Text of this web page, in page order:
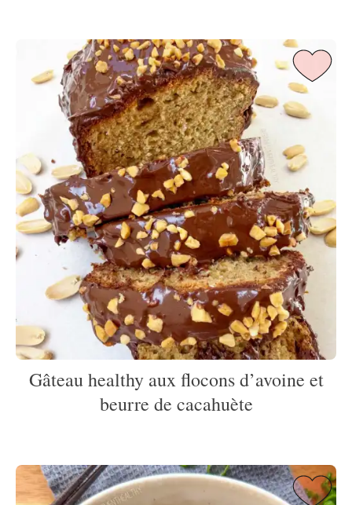
Gâteau healthy aux flocons d’avoine et
beurre de cacahuète